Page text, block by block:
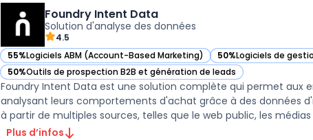
Foundry Intent Data
Solution d'analyse des données
4.5
55%Logiciels ABM (Account-Based Marketing)
— voir Foundry Intent Data dans cette catégorie 50%Logiciels de
— voir Foundry Intent
50%Outils de prospection B2B et génération de leads
— voir Foundry Intent Data dans cette catégorie
Foundry Intent Data est une solution complète qui permet aux
analysant leurs comportements d'achat grâce à des données
à partir de multiples sources, telles que le web public, les médias
Plus d’infos